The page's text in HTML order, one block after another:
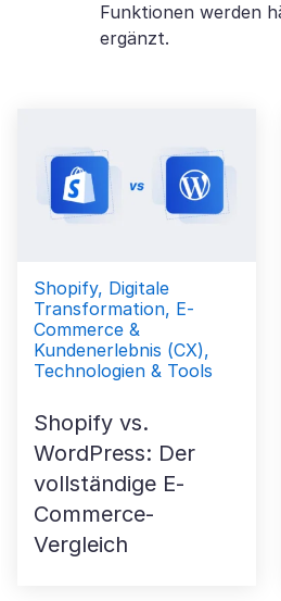
Funktionen werden
ergänzt.
Shopify, Digitale
Transformation, E-
Commerce &
Kundenerlebnis (CX),
Technologien & Tools
Shopify vs.
WordPress: Der
vollständige E-
Commerce-
Vergleich